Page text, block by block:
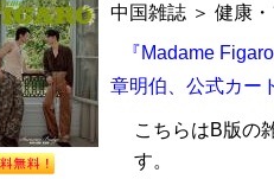
中国雑誌 ＞ 健康
『Madame
章明伯、公式カー
こちらはB版の
す。